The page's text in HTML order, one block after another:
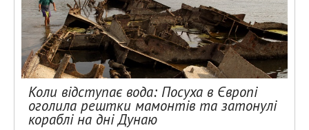
Коли відступає вода: Посуха в Європі
оголила рештки мамонтів та затонулі
кораблі на дні Дунаю